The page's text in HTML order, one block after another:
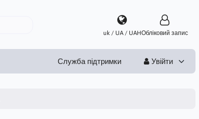
uk / UA / UAHОбліковий запис
Служба підтримки Увійти